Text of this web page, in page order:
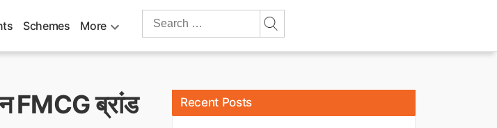
Schemes More
Search
FMCG ब्रांड Recent Posts